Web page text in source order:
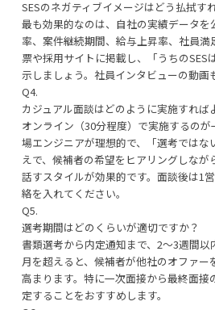
SESのネガティブイメージはどう払拭す
最も効果的なのは、自社の実績データを
率、案件継続期間、給与上昇率、社員満
票や採用サイトに掲載し、「うちのSES
示しましょう。社員インタビューの動画
Q4.
カジュアル面談はどのように実施すれば
オンライン（30分程度）で実施するの
場エンジニアが理想的で、「選考ではな
えで、候補者の希望をヒアリングしなが
話すスタイルが効果的です。面談後は1
絡を入れてください。
Q5.
選考期間はどのくらいが適切ですか？
書類選考から内定通知まで、2〜3週間以
月を超えると、候補者が他社のオファー
高まります。特に一次面接から最終面接
定することをおすすめします。